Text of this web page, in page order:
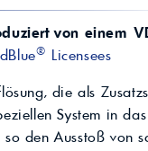
Industriechemie
Kosmetik
Coolingvon einem
® Licensees
die als
System in
den Ausstoß von